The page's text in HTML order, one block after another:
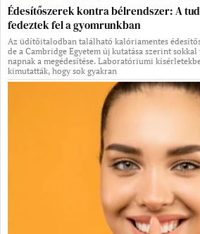
Édesítőszerek kontra bélrendszer: A
fedeztek fel a gyomrunkban
Az üdítőitalodban található kalóriamentes
de a Cambridge Egyetem új kutatása szerint
napnak a megédesítése. Laboratóriumi
kimutatták, hogy sok gyakran